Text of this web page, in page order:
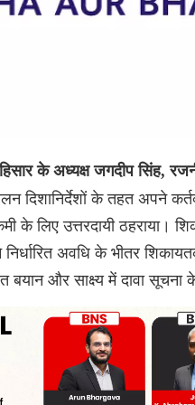
हिसार के अध्यक्ष जगदीप सिंह,
दिशानिर्देशों के तहत अपने
के लिए उत्तरदायी ठहराया।
अवधि के भीतर
बयान और साक्ष्य में दावा